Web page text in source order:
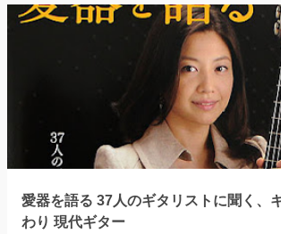
愛器を語る 37人のギタリストに聞く、
わり 現代ギター